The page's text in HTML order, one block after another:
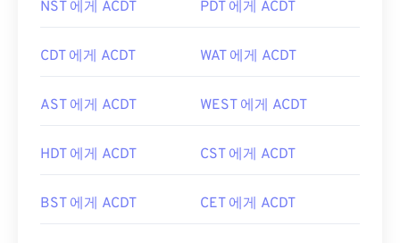
NST 에게 ACDT PDT 에게 ACDT
CDT 에게 ACDT WAT 에게 ACDT
AST 에게 ACDT WEST 에게 ACDT
HDT 에게 ACDT CST 에게 ACDT
BST 에게 ACDT CET 에게 ACDT